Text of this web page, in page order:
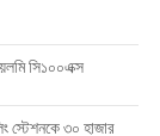
সি১০০এক্স
স্টেশনকে ৩০ হাজার